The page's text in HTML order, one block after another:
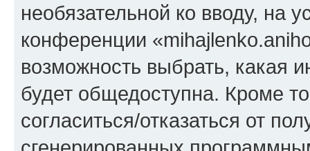
необязательной ко вводу, на
конференции
возможность выбрать, какая
будет общедоступна. Кроме
согласиться/отказаться от